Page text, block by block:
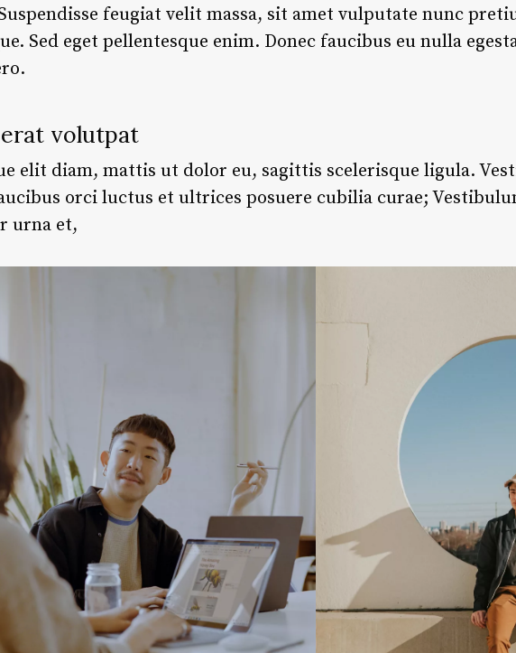
feugiat velit massa, sit amet vulputate nunc
Sed eget pellentesque enim. Donec faucibus eu nulla
volutpat
elit diam, mattis ut dolor eu, sagittis scelerisque ligula.
orci luctus et ultrices posuere cubilia curae;
urna et,